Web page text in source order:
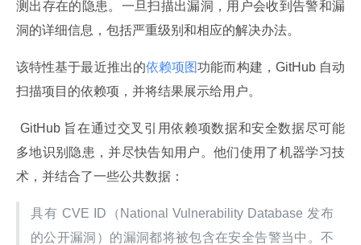
测出存在的隐患。一旦扫描出漏洞，用户会收到告警和漏
洞的详细信息，包括严重级别和相应的解决办法。
该特性基于最近推出的依赖项图功能而构建，GitHub 自动
扫描项目的依赖项，并将结果展示给用户。
多地识别隐患，并尽快告知用户。他们使用了机器学习技
术，并结合了一些公共数据：
具有 CVE ID（National Vulnerability Database 发布
的公开漏洞）的漏洞都将被包含在安全告警当中。不